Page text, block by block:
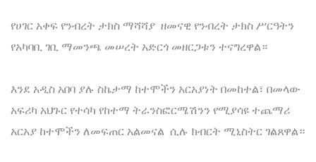
‎የሀገር አቀፍ የንብረት ታክስ ማሻሻያ ዘመናዊ የንብረት ታክስ ሥርዓትን
የአካባቢ ገቢ ማመንጫ መሠረት አድርጎ መዘርጋቱን ተናግረዋል።
‎እንደ አዲስ አበባ ያሉ ስኬታማ ከተሞችን አርአያነት በመከተል፣ በመላው
አፍሪካ አህጉር የተሳካ የከተማ ትራንስፎርሜሽንን የሚያሳዩ ተጨማሪ
አርአያ ከተሞችን ለመፍጠር አልመናል ሲሉ ክብርት ሚኒስትር ገልጸዋል።